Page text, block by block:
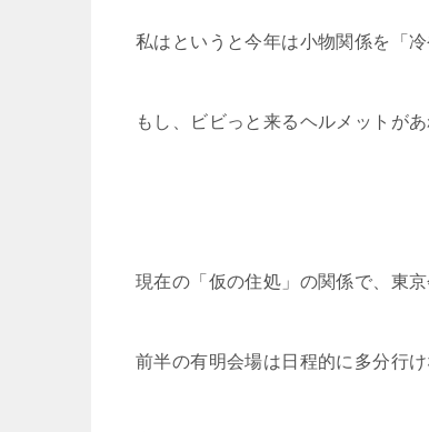
私はというと今年は小物関係を「
もし、ビビっと来るヘルメットが
現在の「仮の住処」の関係で、東京
前半の有明会場は日程的に多分行け